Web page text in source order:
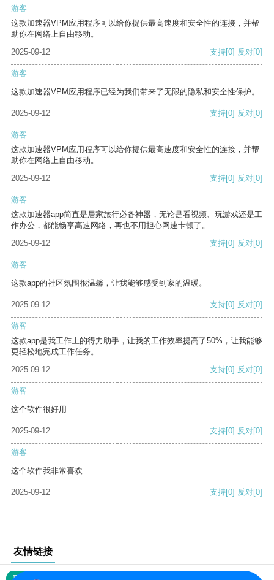
游客
这款加速器VPM应用程序可以给你提供最高速度和安全性的连接，并帮
助你在网络上自由移动。
2025-09-12
支持[0] 反对[0]
游客
这款加速器VPM应用程序已经为我们带来了无限的隐私和安全性保护。
2025-09-12 支持[0] 反对[0]
游客
这款加速器VPM应用程序可以给你提供最高速度和安全性的连接，并帮
助你在网络上自由移动。
2025-09-12
支持[0] 反对[0]
游客
这款加速器app简直是居家旅行必备神器，无论是看视频、玩游戏还是工
作办公，都能畅享高速网络，再也不用担心网速卡顿了。
2025-09-12
支持[0] 反对[0]
游客
这款app的社区氛围很温馨，让我能够感受到家的温暖。
2025-09-12 支持[0] 反对[0]
游客
这款app是我工作上的得力助手，让我的工作效率提高了50%，让我能够
更轻松地完成工作任务。
2025-09-12
支持[0] 反对[0]
游客
这个软件很好用
2025-09-12 支持[0] 反对[0]
游客
这个软件我非常喜欢
2025-09-12 支持[0] 反对[0]
友情链接